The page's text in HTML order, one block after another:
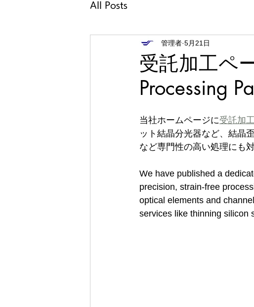
All Posts
受託加工ペ
Processing
管理者 5月21日
当社ホームページに受託加
ット結晶分光器など、結晶
など専門性の高い処理にも
We have published a
precision, strain-free
optical elements and
services like thinning silicon